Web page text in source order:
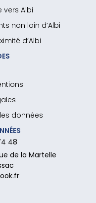
vers Albi
non loin d’Albi
d’Albi
données
48
de la Martelle